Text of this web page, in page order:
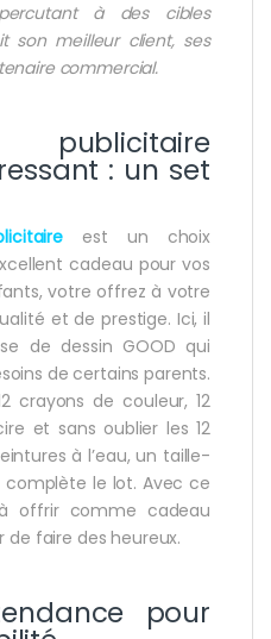
à des cibles
son meilleur client, ses
commercial.
: un set
est un choix
cadeau pour vos
votre offrez à votre
et de prestige. Ici, il
de dessin GOOD qui
de certains parents.
crayons de couleur, 12
et sans oublier les 12
à l’eau, un taille-
le lot. Avec ce
offrir comme cadeau
de faire des heureux.
pour